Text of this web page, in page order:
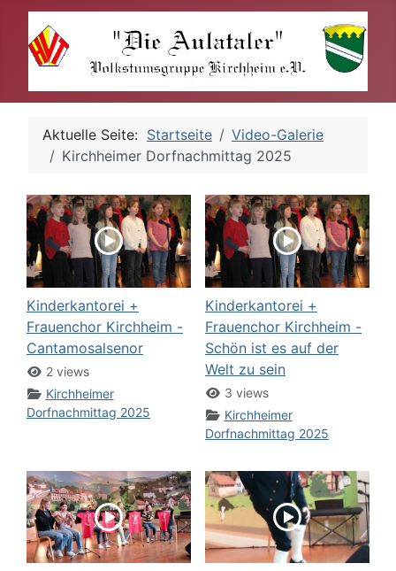
Aktuelle Seite: Startseite
Video-Galerie
Kirchheimer Dorfnachmittag 2025
Kinderkantorei +
Frauenchor Kirchheim -
Cantamosalsenor
2 views
Kirchheimer
Dorfnachmittag 2025
Kinderkantorei +
Frauenchor Kirchheim -
Schön ist es auf der
Welt zu sein
3 views
Kirchheimer
Dorfnachmittag 2025